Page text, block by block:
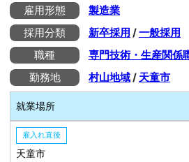
雇用形態
製造業
採用分類
新卒採用 /一般採用
職種
専門技術・生産関係
勤務地
村山地域/ 天童市
就業場所
雇入れ直後
天童市